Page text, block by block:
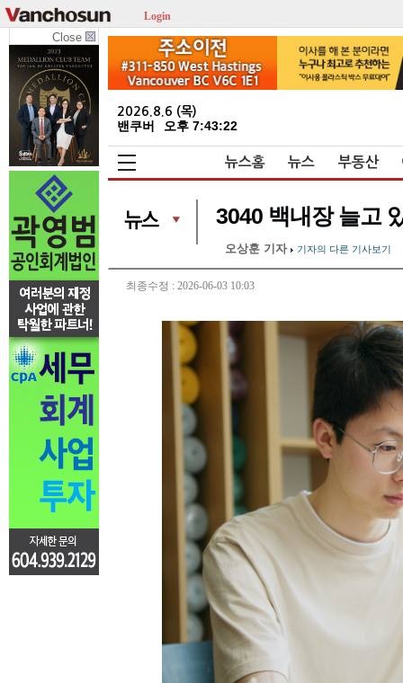
Login
Close
2026.8.6 (목)
밴쿠버 오후 7:43:22
뉴스홈 뉴스 부동산
3040 백내장 늘고
오상훈 기자 기자의 다른 기사보기
최종수정 : 2026-06-03 10:03